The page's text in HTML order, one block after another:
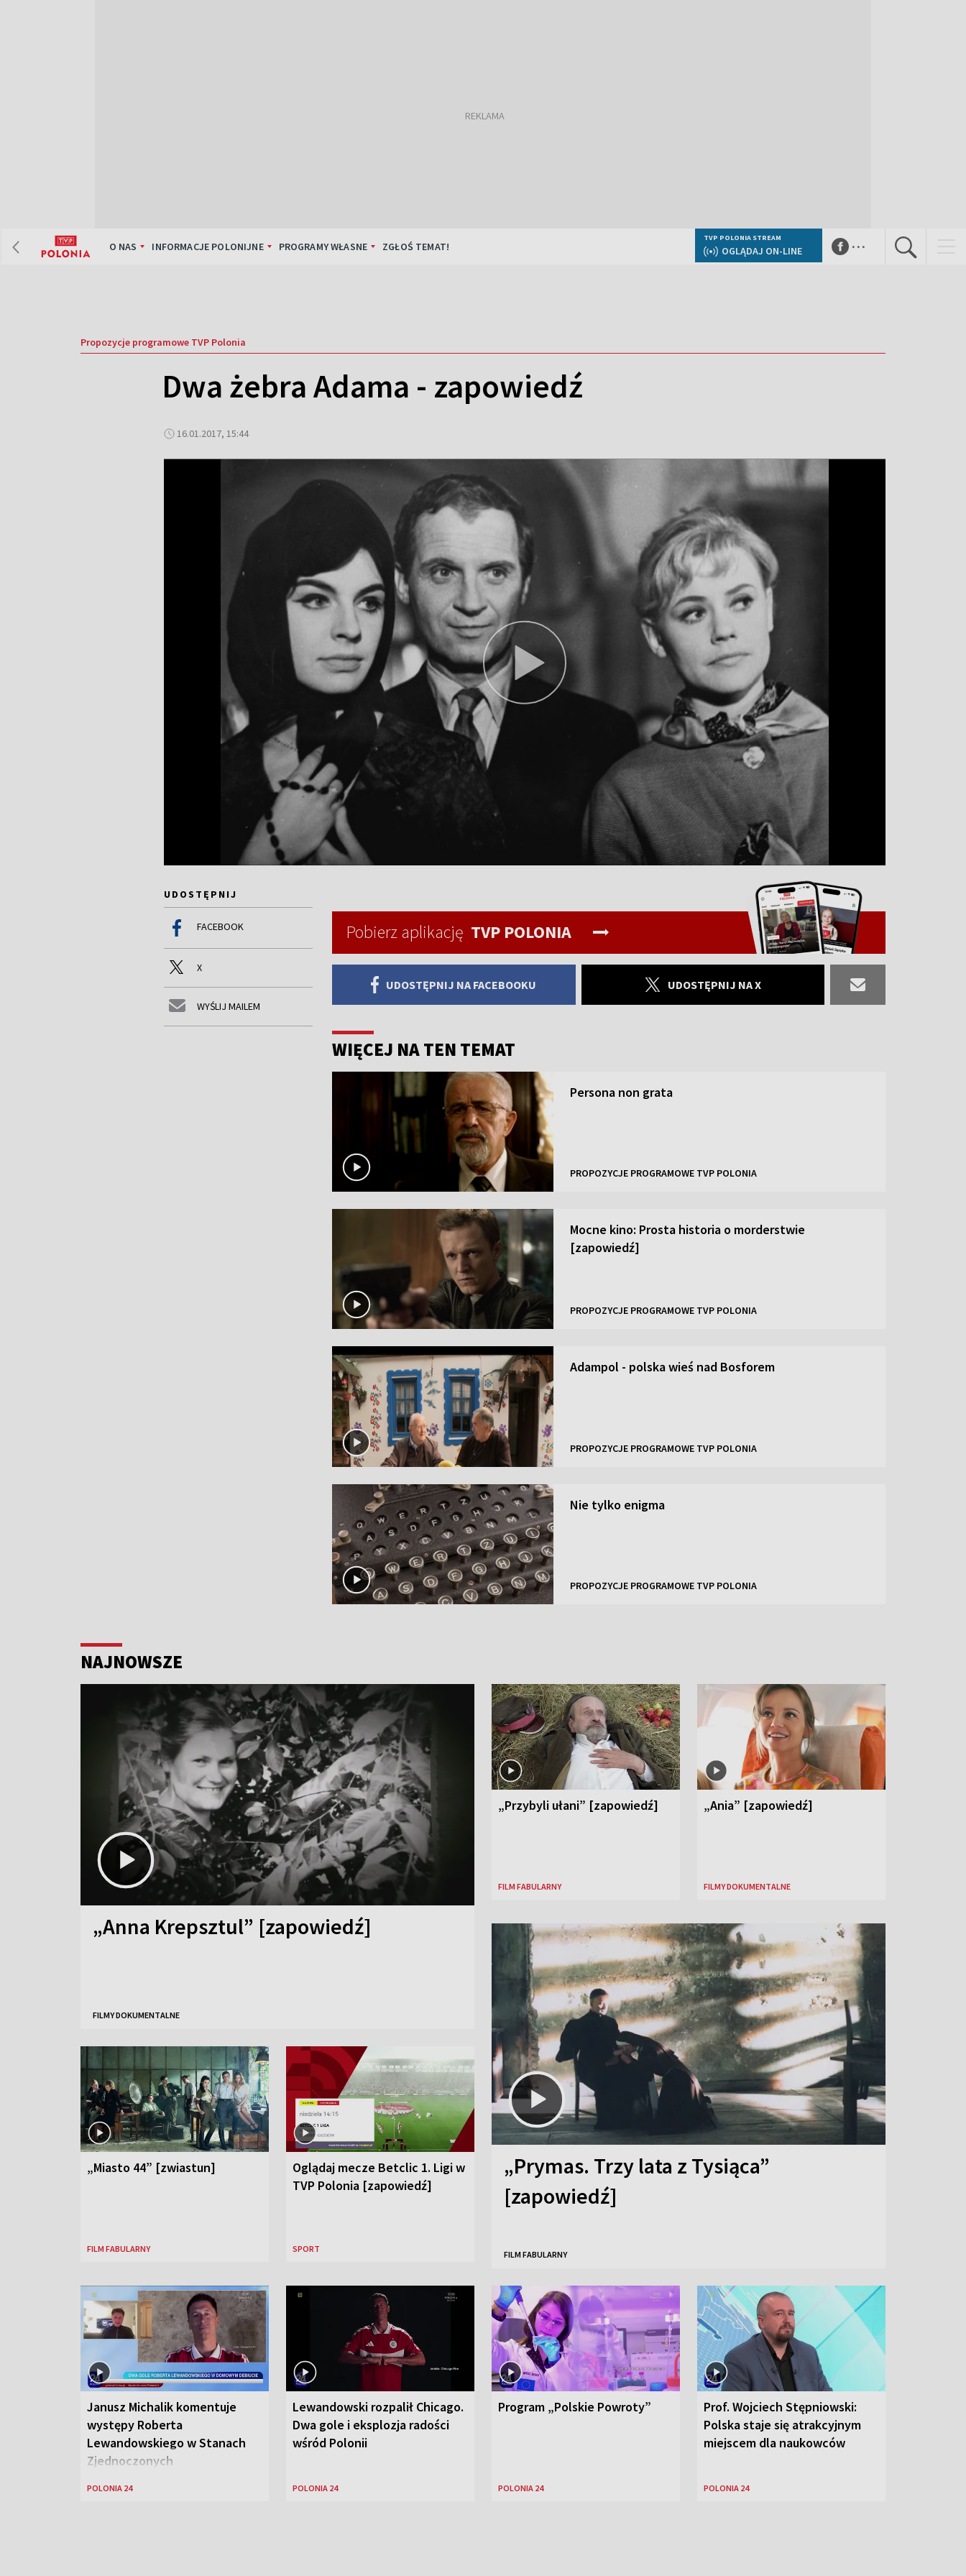
O NAS INFORMACJE POLONIJNE PROGRAMY WŁASNE ZGŁOŚ TEMAT!
TVP POLONIA STREAM
OGLĄDAJ ON-LINE ...
Propozycje programowe TVP Polonia
Dwa żebra Adama - zapowiedź
16.01.2017, 15:44
UDOSTĘPNIJ
FACEBOOK
X
WYŚLIJ MAILEM
Pobierz aplikację TVP POLONIA
UDOSTĘPNIJ NA FACEBOOKU UDOSTĘPNIJ NA X
WIĘCEJ NA TEN TEMAT
Persona non grata
PROPOZYCJE PROGRAMOWE TVP POLONIA
Mocne kino: Prosta historia o morderstwie
[zapowiedź]
PROPOZYCJE PROGRAMOWE TVP POLONIA
Adampol - polska wieś nad Bosforem
PROPOZYCJE PROGRAMOWE TVP POLONIA
Nie tylko enigma
PROPOZYCJE PROGRAMOWE TVP POLONIA
NAJNOWSZE
„Anna Krepsztul” [zapowiedź]
FILMY DOKUMENTALNE
„Przybyli ułani” [zapowiedź]
FILM FABULARNY
„Ania” [zapowiedź]
FILMY DOKUMENTALNE
„Miasto 44” [zwiastun]
FILM FABULARNY
Oglądaj mecze Betclic 1. Ligi w
TVP Polonia [zapowiedź]
SPORT
„Prymas. Trzy lata z Tysiąca”
[zapowiedź]
FILM FABULARNY
Janusz Michalik komentuje
występy Roberta
Lewandowskiego w Stanach
Zjednoczonych
POLONIA 24
Lewandowski rozpalił Chicago.
Dwa gole i eksplozja radości
wśród Polonii
POLONIA 24
Program „Polskie Powroty”
POLONIA 24
Prof. Wojciech Stępniowski:
Polska staje się atrakcyjnym
miejscem dla naukowców
POLONIA 24